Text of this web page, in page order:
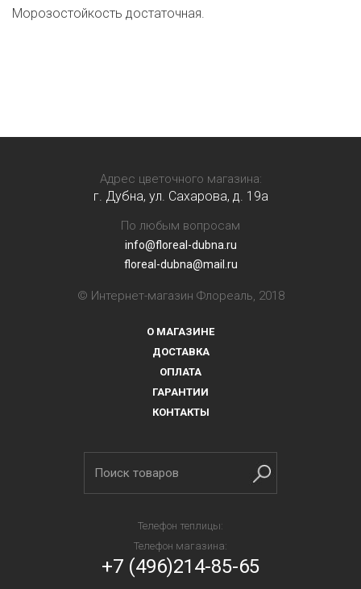
Морозостойкость достаточная.
Адрес цветочного магазина:
г. Дубна, ул. Сахарова, д. 19a
По любым вопросам
info@floreal-dubna.ru
floreal-dubna@mail.ru
© Интернет-магазин Флореаль, 2018
О МАГАЗИНЕ
ДОСТАВКА
ОПЛАТА
ГАРАНТИИ
КОНТАКТЫ
Телефон теплицы:
Телефон магазина:
+7 (496)214-85-65